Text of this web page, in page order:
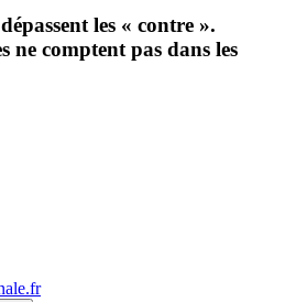
les « contre ».
ne comptent pas dans les